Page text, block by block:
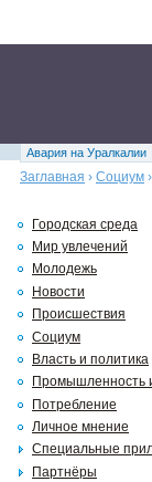
Авария на Уралкалии
Заглавная › Социум ›
Городская среда
Мир увлечений
Молодежь
Новости
Происшествия
Социум
Власть и политика
Промышленность
Потребление
Личное мнение
Специальные
Партнёры